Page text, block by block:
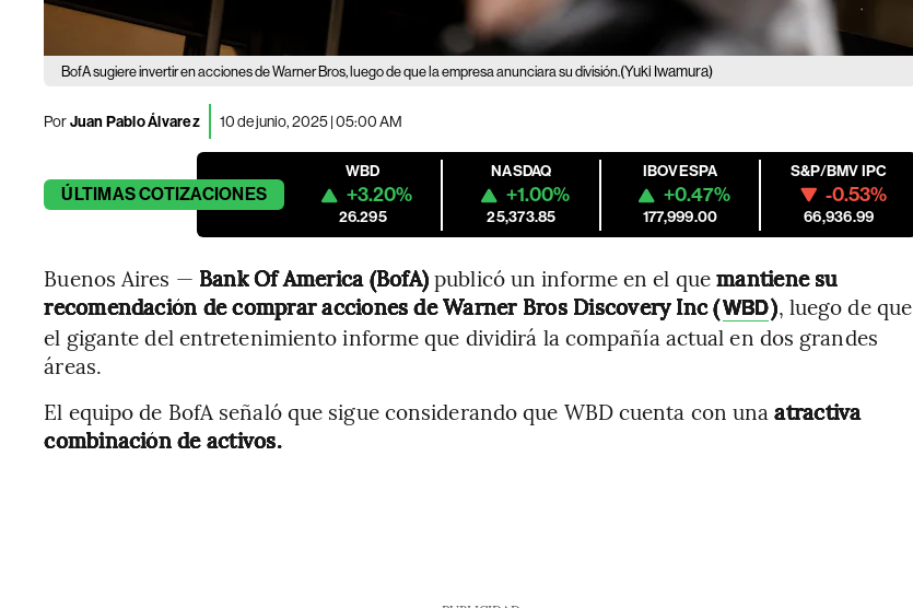
BofA sugiere invertir en acciones de Warner Bros, luego de que la empresa anunciara su división.(Yuki Iwamura)
PorJuan Pablo Álvarez 10 de junio, 2025 | 05:00 AM
ÚLTIMASCOTIZACIONES
WBD
+3.20%
26.295
NASDAQ
+1.00%
25,373.85
IBOVESPA
+0.47%
177,999.00
S&P/BMV IPC
-0.53%
66,936.99
Buenos Aires — Bank Of America (BofA)publicó un informe en el quemantiene su
recomendación de comprar acciones de Warner Bros Discovery Inc (WBD), luego de que
el gigante del entretenimiento informe que dividirá la compañía actual en dos grandes
áreas.
El equipo de BofA señaló que sigue considerando que WBD cuenta con unaatractiva
combinación de activos.